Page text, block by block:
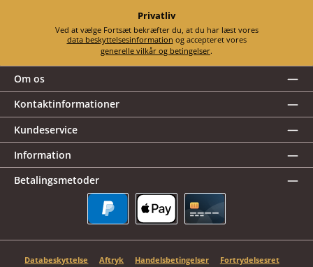
Privatliv
Ved at vælge Fortsæt bekræfter du, at du har læst vores
data beskyttelsesinformation
og accepteret vores
generelle vilkår og betingelser.
Om os
Kontaktinformationer
Kundeservice
Information
Betalingsmetoder
Databeskyttelse Aftryk Handelsbetingelser
Fortrydelsesret